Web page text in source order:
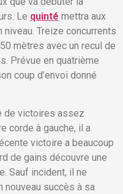
Le quinté mettra aux
niveau. Treize concurrents
mètres avec un recul de
Prévue en quatrième
coup d’envoi donné
de victoires assez
corde à gauche, il a
victoire a beaucoup
de gains découvre une
Sauf incident, il ne
nouveau succès à sa